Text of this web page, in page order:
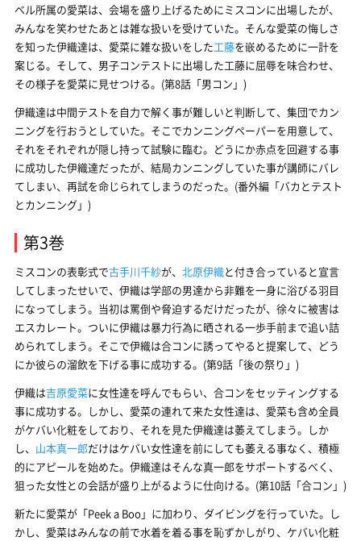
ベル所属の愛菜は、会場を盛り上げるためにミスコンに出場したが、
みんなを笑わせたあとは雑な扱いを受けていた。そんな愛菜の悔しさ
を知った伊織達は、愛菜に雑な扱いをした工藤を嵌めるために一計を
案じる。そして、男子コンテストに出場した工藤に屈辱を味合わせ、
その様子を愛菜に見せつける。(第8話「男コン」)
伊織達は中間テストを自力で解く事が難しいと判断して、集団でカン
ニングを行おうとしていた。そこでカンニングペーパーを用意して、
それをそれぞれが隠し持って試験に臨む。どうにか赤点を回避する事
に成功した伊織達だったが、結局カンニングしていた事が講師にバレ
てしまい、再試を命じられてしまうのだった。(番外編「バカとテスト
とカンニング」)
第3巻
ミスコンの表彰式で古手川千紗が、 北原伊織と付き合っていると宣言
してしまったせいで、伊織は学部の男達から非難を一身に浴びる羽目
になってしまう。当初は罵倒や脅迫するだけだったが、徐々に被害は
エスカレート。ついに伊織は暴力行為に晒される一歩手前まで追い詰
められてしまう。そこで伊織は合コンに誘ってやると提案して、どう
にか彼らの溜飲を下げる事に成功する。(第9話「後の祭り」)
伊織は吉原愛菜に女性達を呼んでもらい、合コンをセッティングする
事に成功する。しかし、愛菜の連れて来た女性達は、愛菜も含め全員
がケバい化粧をしており、それを見た伊織達は萎えてしまう。しか
し、 山本真一郎だけはケバい女性達を前にしても萎える事なく、積極
的にアピールを始めた。伊織達はそんな真一郎をサポートするべく、
狙った女性との会話が盛り上がるように仕向ける。(第10話「合コン」)
新たに愛菜が「Peek a Boo」に加わり、ダイビングを行っていた。し
かし、愛菜はみんなの前で水着を着る事を恥ずかしがり、ケバい化粧